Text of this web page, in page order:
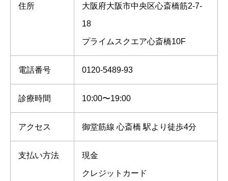
住所 大阪府大阪市中央区心斎橋筋2-7-
18
プライムスクエア心斎橋10F
電話番号 0120-5489-93
診療時間 10:00〜19:00
アクセス 御堂筋線 心斎橋 駅より徒歩4分
支払い方法 現金
クレジットカード